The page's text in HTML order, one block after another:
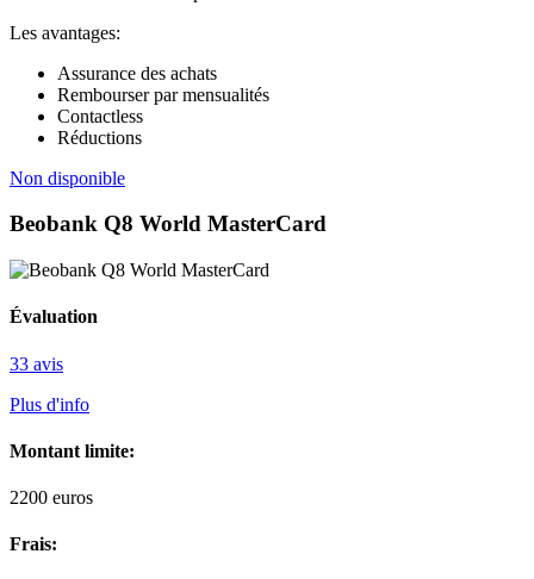
Les avantages:
Assurance des achats
Rembourser par mensualités
Contactless
Réductions
Non disponible
Beobank Q8 World MasterCard
Évaluation
33 avis
Plus d'info
Montant limite:
2200 euros
Frais: